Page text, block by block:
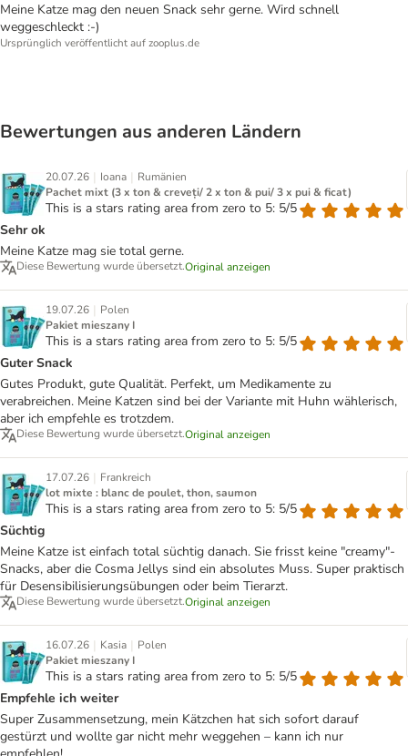
Meine Katze mag den neuen Snack sehr gerne. Wird schnell
weggeschleckt :-)
Ursprünglich veröffentlicht auf zooplus.de
Bewertungen aus anderen Ländern
20.07.26 | Ioana | Rumänien
Pachet mixt (3 x ton & creveți/ 2 x ton & pui/ 3 x pui & ficat)
This is a stars rating area from zero to 5: 5/5
Sehr ok
Meine Katze mag sie total gerne.
Diese Bewertung wurde übersetzt.Original anzeigen
19.07.26 | Polen
Pakiet mieszany I
This is a stars rating area from zero to 5: 5/5
Guter Snack
Gutes Produkt, gute Qualität. Perfekt, um Medikamente zu
verabreichen. Meine Katzen sind bei der Variante mit Huhn wählerisch,
aber ich empfehle es trotzdem.
Diese Bewertung wurde übersetzt.Original anzeigen
17.07.26 | Frankreich
lot mixte : blanc de poulet, thon, saumon
This is a stars rating area from zero to 5: 5/5
Süchtig
Meine Katze ist einfach total süchtig danach. Sie frisst keine "creamy"-
Snacks, aber die Cosma Jellys sind ein absolutes Muss. Super praktisch
für Desensibilisierungsübungen oder beim Tierarzt.
Diese Bewertung wurde übersetzt.Original anzeigen
16.07.26 | Kasia | Polen
Pakiet mieszany I
This is a stars rating area from zero to 5: 5/5
Empfehle ich weiter
Super Zusammensetzung, mein Kätzchen hat sich sofort darauf
gestürzt und wollte gar nicht mehr weggehen – kann ich nur